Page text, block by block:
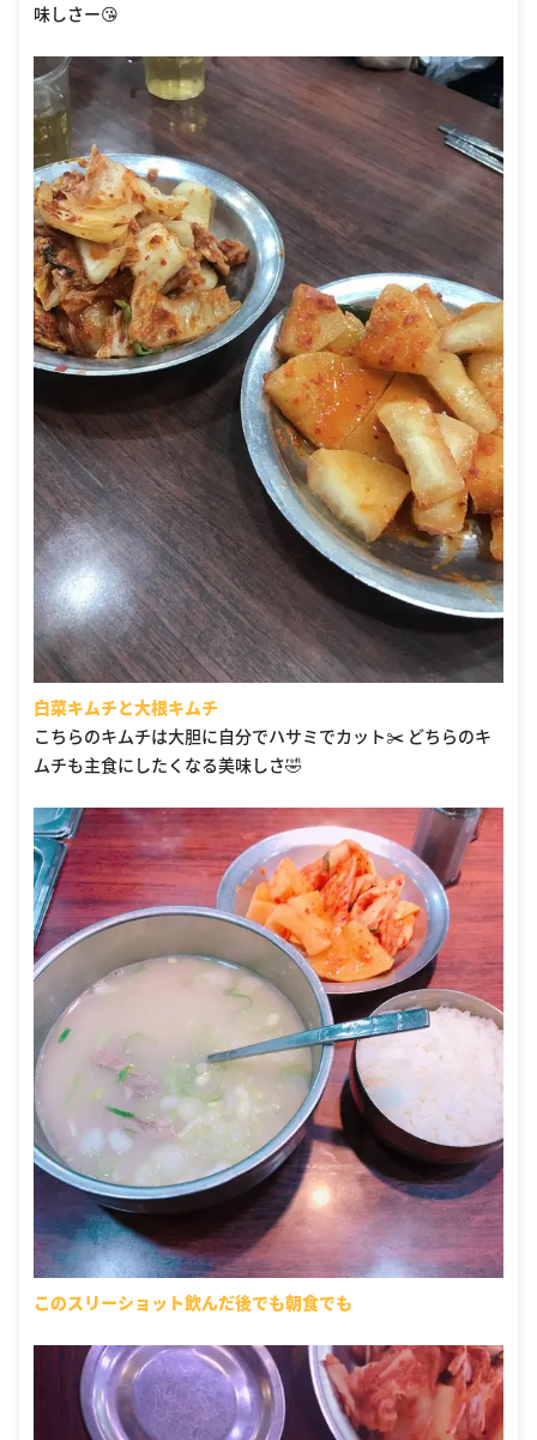
味しさー😘
白菜キムチと大根キムチ
こちらのキムチは大胆に自分でハサミでカット✂️ どちらのキ
ムチも主食にしたくなる美味しさ🤣
このスリーショット飲んだ後でも朝食でも